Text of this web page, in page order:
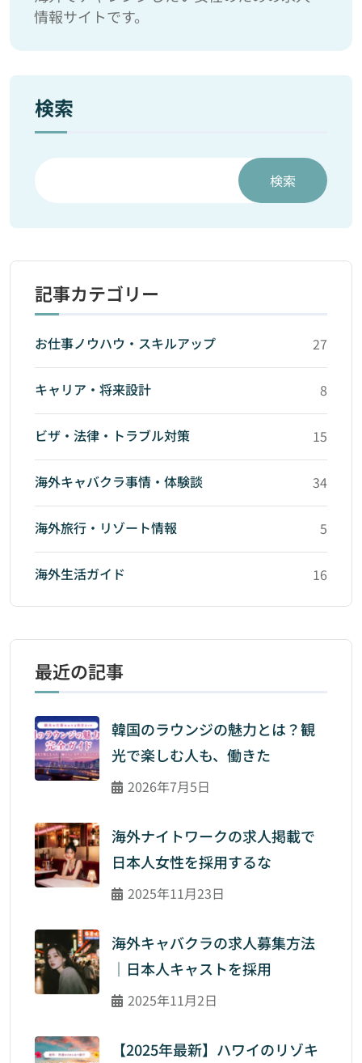
情報サイトです。
検索
検索
記事カテゴリー
お仕事ノウハウ・スキルアップ 27
キャリア・将来設計 8
ビザ・法律・トラブル対策 15
海外キャバクラ事情・体験談 34
海外旅行・リゾート情報 5
海外生活ガイド 16
最近の記事
韓国のラウンジの魅力とは？観
光で楽しむ人も、働きた
2026年7月5日
海外ナイトワークの求人掲載で
日本人女性を採用するな
2025年11月23日
海外キャバクラの求人募集方法
｜日本人キャストを採用
2025年11月2日
【2025年最新】ハワイのリゾキ